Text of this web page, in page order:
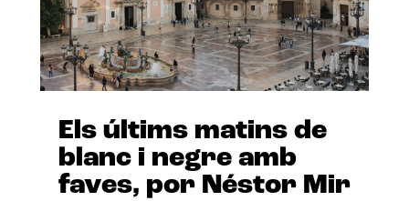
Els últims matins de
blanc i negre amb
faves, por Néstor Mir